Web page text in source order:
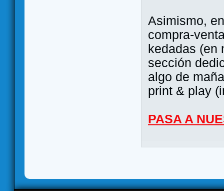
Asimismo,
compra-
kedadas (en
sección
algo de
print & play
PASA A